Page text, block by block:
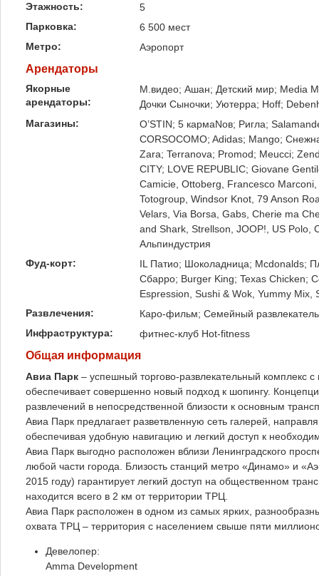
Этажность:
5
Парковка:
6 500 мест
Метро:
Аэропорт
Арендаторы
Якорные
арендаторы:
М.видео; Ашан; Детский мир; Media
Дочки Сыночки; Уютерра; Hoff;
Магазины:
O’STIN; 5 кармаNов; Ригла;
CORSOCOMO; Adidas; Mango;
Zara; Terranova; Promod; Meucci;
CITY; LOVE REPUBLIC; Giovane
Camicie, Ottoberg, Francesco
Totogroup, Windsor Knot, 79 Anson
Velars, Via Borsa, Gabs, Cherie ma
and Shark, Strellson, JOOP!, US Polo,
Альпиндустрия
Фуд-корт:
IL Патио; Шоколадница; Mcdonalds;
Сбарро; Burger King; Texas Chicken;
Espression, Sushi & Wok, Yummy Mix,
Развлечения:
Каро-фильм; Семейный
Инфраструктура:
фитнес-клуб Hot-fitness
Общая информация
Авиа Парк – успешный торгово-развлекательный комплекс
обеспечивает совершенно новый подход к шопингу.
развлечений в непосредственной близости к основным
Авиа Парк предлагает разветвленную сеть галерей,
обеспечивая удобную навигацию и легкий доступ к
Авиа Парк выгодно расположен вблизи Ленинградского
любой части города. Близость станций метро «Динамо» и
2015 году) гарантирует легкий доступ на общественном
находится всего в 2 км от территории ТРЦ.
Авиа Парк расположен в одном из самых ярких,
охвата ТРЦ – территория с населением свыше пяти
Девелопер:
Amma Development